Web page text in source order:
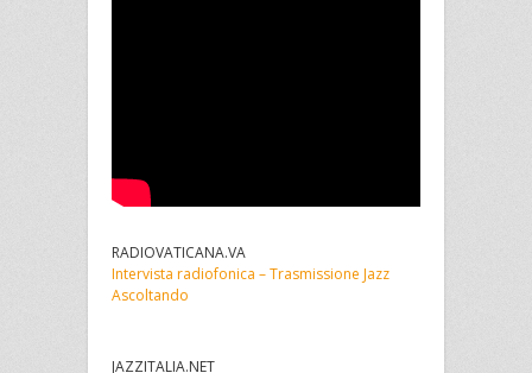
RADIOVATICANA.VA
Intervista radiofonica – Trasmissione Jazz
Ascoltando
JAZZITALIA.NET